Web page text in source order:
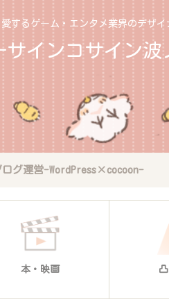
するゲーム・エンタメ業界のデザ
インコサイン波
ログ運営-WordPress×cocoon-
本・映画